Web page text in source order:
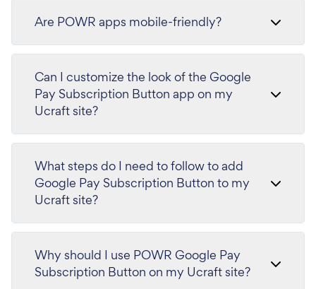
Are POWR apps mobile-friendly?
Can I customize the look of the Google
Pay Subscription Button app on my
Ucraft site?
What steps do I need to follow to add
Google Pay Subscription Button to my
Ucraft site?
Why should I use POWR Google Pay
Subscription Button on my Ucraft site?